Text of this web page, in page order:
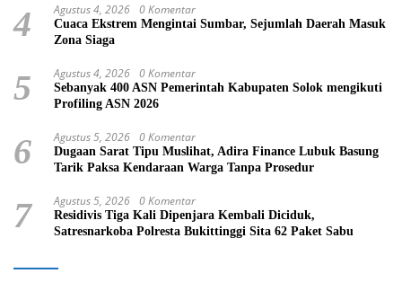
4 Agustus 4, 2026 0 Komentar
Cuaca Ekstrem Mengintai Sumbar, Sejumlah Daerah Masuk
Zona Siaga
5 Agustus 4, 2026 0 Komentar
Sebanyak 400 ASN Pemerintah Kabupaten Solok mengikuti
Profiling ASN 2026
6 Agustus 5, 2026 0 Komentar
Dugaan Sarat Tipu Muslihat, Adira Finance Lubuk Basung
Tarik Paksa Kendaraan Warga Tanpa Prosedur
7 Agustus 5, 2026 0 Komentar
Residivis Tiga Kali Dipenjara Kembali Diciduk,
Satresnarkoba Polresta Bukittinggi Sita 62 Paket Sabu